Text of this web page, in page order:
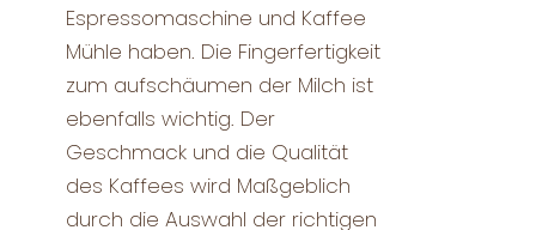
Espressomaschine und Kaffee
Mühle haben. Die Fingerfertigkeit
zum aufschäumen der Milch ist
ebenfalls wichtig. Der
Geschmack und die Qualität
des Kaffees wird Maßgeblich
durch die Auswahl der richtigen